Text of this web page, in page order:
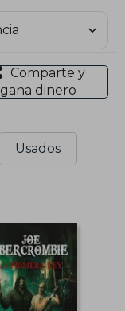
Comparte y
gana dinero
Usados